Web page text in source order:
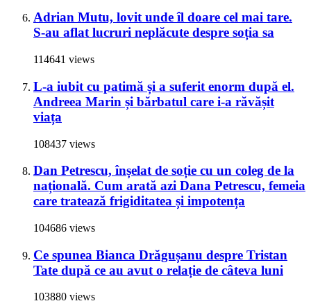
Adrian Mutu, lovit unde îl doare cel mai tare.
S-au aflat lucruri neplăcute despre soția sa
114641 views
L-a iubit cu patimă și a suferit enorm după el.
Andreea Marin și bărbatul care i-a răvășit
viața
108437 views
Dan Petrescu, înșelat de soție cu un coleg de la
națională. Cum arată azi Dana Petrescu, femeia
care tratează frigiditatea și impotența
104686 views
Ce spunea Bianca Drăgușanu despre Tristan
Tate după ce au avut o relație de câteva luni
103880 views